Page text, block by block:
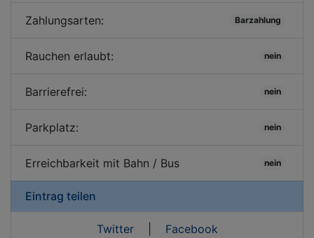
Zahlungsarten: Barzahlung
Rauchen erlaubt: nein
Barrierefrei: nein
Parkplatz: nein
Erreichbarkeit mit Bahn / Bus nein
Eintrag teilen
Twitter| Facebook